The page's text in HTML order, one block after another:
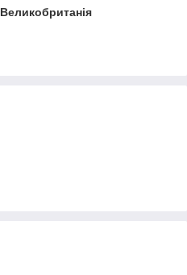
Великобританія